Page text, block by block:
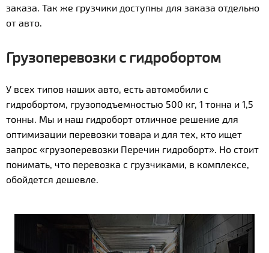
заказа. Так же грузчики доступны для заказа отдельно
от авто.
Грузоперевозки с гидробортом
У всех типов наших авто, есть автомобили с
гидробортом, грузоподъемностью 500 кг, 1 тонна и 1,5
тонны. Мы и наш гидроборт отличное решение для
оптимизации перевозки товара и для тех, кто ищет
запрос «грузоперевозки Перечин гидроборт». Но стоит
понимать, что перевозка с грузчиками, в комплексе,
обойдется дешевле.